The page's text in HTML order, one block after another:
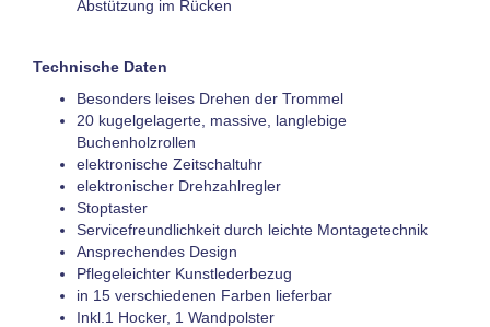
Abstützung im Rücken
Technische Daten
Besonders leises Drehen der Trommel
20 kugelgelagerte, massive, langlebige
Buchenholzrollen
elektronische Zeitschaltuhr
elektronischer Drehzahlregler
Stoptaster
Servicefreundlichkeit durch leichte Montagetechnik
Ansprechendes Design
Pflegeleichter Kunstlederbezug
in 15 verschiedenen Farben lieferbar
Inkl.1 Hocker, 1 Wandpolster